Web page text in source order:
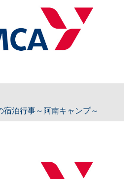
泊行事～阿南キャンプ～